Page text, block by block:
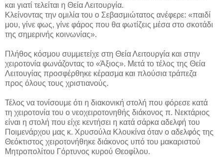
και γιατί τελείται η Θεία Λειτουργία.
Κλείνοντας την ομιλία του ο Σεβασμιώτατος ανέφερε: «παιδί
μου, γίνε φως, γίνε φάρος που θα φωτίζεις μέσα στο σκοτάδι
της σημερινής κοινωνίας».
Πλήθος κόσμου συμμετείχε στη Θεία Λειτουργία και στην
χειροτονία φωνάζοντας το «Άξιος». Μετά το τέλος της Θεία
Λειτουγίας προσφέρθηκε κέρασμα και πλούσια τράπεζα
προς όλους τους χριστιανούς.
Τέλος να τονίσουμε ότι η διακονική στολή που φόρεσε κατά
τη χειροτονία του ο νεοχειροτονηθής διάκονος π. Νεκτάριος
είναι η στολή που είχε κεντήσει η κατά σάρκα αδελφή του
Ποιμενάρχου μας κ. Χρυσούλα Κλουκίνα όταν ο αδελφός της
Θεόκτιστος χειροτονήθηκε διάκονος υπό του μακαριστού
Μητροπολίτου Γόρτυνος κυρού Θεοφίλου.